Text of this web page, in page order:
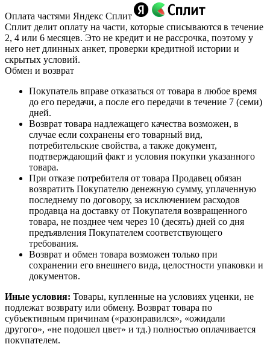
Оплата частями Яндекс Сплит
Сплит делит оплату на части, которые списываются в течение
2, 4 или 6 месяцев. Это не кредит и не рассрочка, поэтому у
него нет длинных анкет, проверки кредитной истории и
скрытых условий.
Обмен и возврат
Покупатель вправе отказаться от товара в любое время
до его передачи, а после его передачи в течение 7 (семи)
дней.
Возврат товара надлежащего качества возможен, в
случае если сохранены его товарный вид,
потребительские свойства, а также документ,
подтверждающий факт и условия покупки указанного
товара.
При отказе потребителя от товара Продавец обязан
возвратить Покупателю денежную сумму, уплаченную
последнему по договору, за исключением расходов
продавца на доставку от Покупателя возвращенного
товара, не позднее чем через 10 (десять) дней со дня
предъявления Покупателем соответствующего
требования.
Возврат и обмен товара возможен только при
сохранении его внешнего вида, целостности упаковки и
документов.
Иные условия: Товары, купленные на условиях уценки, не
подлежат возврату или обмену. Возврат товара по
субъективным причинам («разонравился», «ожидали
другого», «не подошел цвет» и тд.) полностью оплачивается
покупателем.